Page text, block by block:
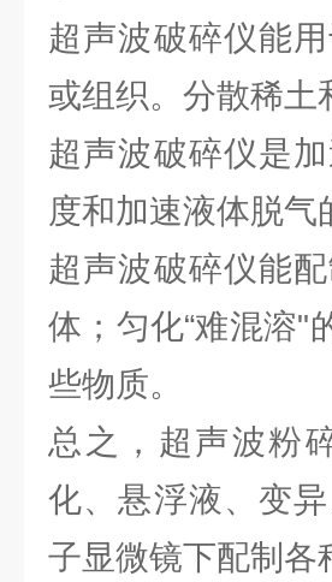
超声波破碎仪能
或组织。分散稀土
超声波破碎仪是
度和加速液体脱气
超声波破碎仪能
体；匀化“难混溶"
些物质。
总之，超声波粉
化、悬浮液、变
子显微镜下配制各